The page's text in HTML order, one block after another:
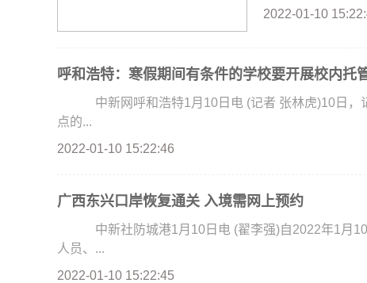
2022-01-10
呼和浩特：寒假期间有条件的学校要开展校内托
中新网呼和浩特1月10日电 (记者 张林虎)10日，
点的...
2022-01-10 15:22:46
广西东兴口岸恢复通关 入境需网上预约
中新社防城港1月10日电 (翟李强)自2022年1月10
人员、...
2022-01-10 15:22:45